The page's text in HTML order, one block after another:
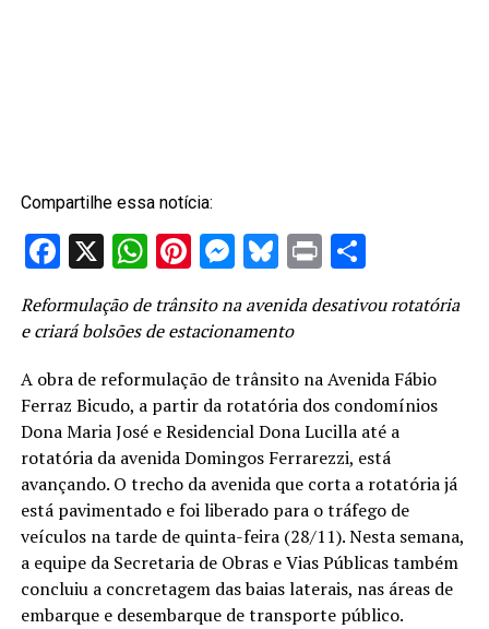
Compartilhe essa notícia:
Facebook
X WhatsApp
Pinterest
Messenger
Bluesky
PrintShare
Reformulação de trânsito na avenida desativou rotatória
e criará bolsões de estacionamento
A obra de reformulação de trânsito na Avenida Fábio
Ferraz Bicudo, a partir da rotatória dos condomínios
Dona Maria José e Residencial Dona Lucilla até a
rotatória da avenida Domingos Ferrarezzi, está
avançando. O trecho da avenida que corta a rotatória já
está pavimentado e foi liberado para o tráfego de
veículos na tarde de quinta-feira (28/11). Nesta semana,
a equipe da Secretaria de Obras e Vias Públicas também
concluiu a concretagem das baias laterais, nas áreas de
embarque e desembarque de transporte público.